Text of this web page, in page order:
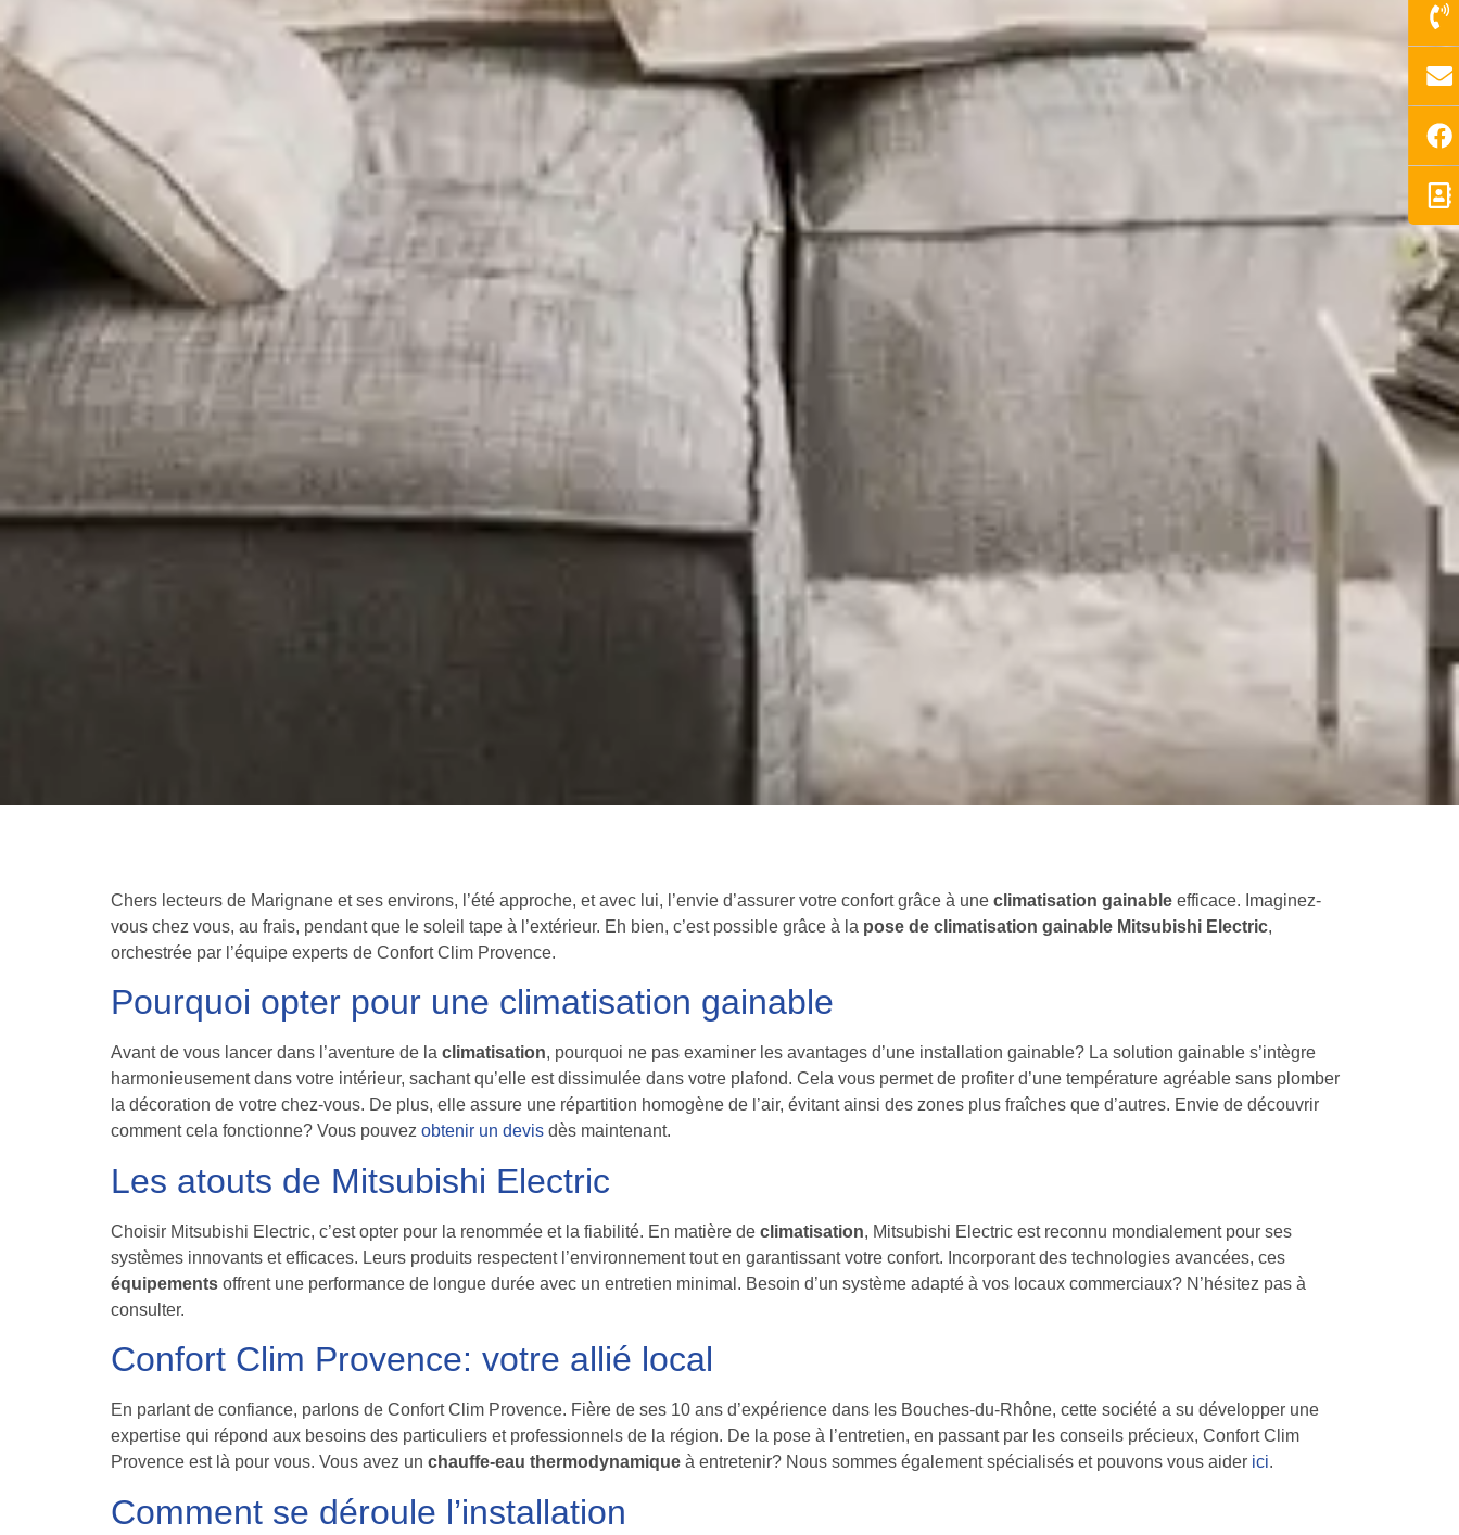
Chers lecteurs de Marignane et ses environs, l’été approche, et avec lui, l’envie d’assurer votre confort grâce à une climatisation gainable efficace. Imaginez-
vous chez vous, au frais, pendant que le soleil tape à l’extérieur. Eh bien, c’est possible grâce à la pose de climatisation gainable Mitsubishi Electric,
orchestrée par l’équipe experts de Confort Clim Provence.
Pourquoi opter pour une climatisation gainable
Avant de vous lancer dans l’aventure de la climatisation, pourquoi ne pas examiner les avantages d’une installation gainable? La solution gainable s’intègre
harmonieusement dans votre intérieur, sachant qu’elle est dissimulée dans votre plafond. Cela vous permet de profiter d’une température agréable sans plomber
la décoration de votre chez-vous. De plus, elle assure une répartition homogène de l’air, évitant ainsi des zones plus fraîches que d’autres. Envie de découvrir
comment cela fonctionne? Vous pouvez obtenir un devis dès maintenant.
Les atouts de Mitsubishi Electric
Choisir Mitsubishi Electric, c’est opter pour la renommée et la fiabilité. En matière de climatisation, Mitsubishi Electric est reconnu mondialement pour ses
systèmes innovants et efficaces. Leurs produits respectent l’environnement tout en garantissant votre confort. Incorporant des technologies avancées, ces
équipements offrent une performance de longue durée avec un entretien minimal. Besoin d’un système adapté à vos locaux commerciaux? N’hésitez pas à
consulter.
Confort Clim Provence: votre allié local
En parlant de confiance, parlons de Confort Clim Provence. Fière de ses 10 ans d’expérience dans les Bouches-du-Rhône, cette société a su développer une
expertise qui répond aux besoins des particuliers et professionnels de la région. De la pose à l’entretien, en passant par les conseils précieux, Confort Clim
Provence est là pour vous. Vous avez un chauffe-eau thermodynamique à entretenir? Nous sommes également spécialisés et pouvons vous aider ici.
Comment se déroule l’installation